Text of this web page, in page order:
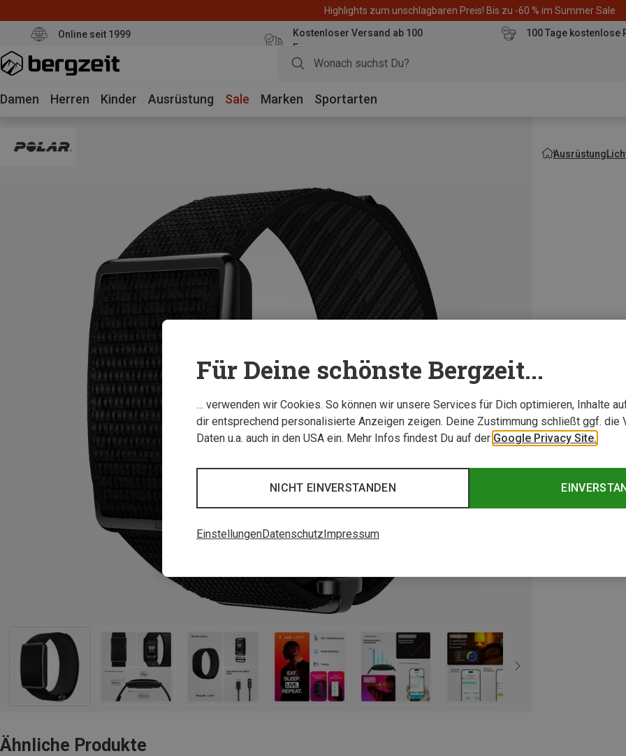
Highlights zum unschlagbaren Preis! Bis zu -60 % im Summer Sale
Online seit 1999
Kostenloser Versand ab 100
Euro
100 Tage kostenlose
Damen Herren Kinder Ausrüstung Sale Marken Sportarten
Ausrüstung
Ähnliche Produkte
Für Deine schönste Bergzeit...
… verwenden wir Cookies. So können wir unsere Services für Dich optimieren, Inhalte
dir entsprechend personalisierte Anzeigen zeigen. Deine Zustimmung schließt ggf. die
Daten u.a. auch in den USA ein. Mehr Infos findest Du auf der Google Privacy Site.
NICHT EINVERSTANDEN
EinstellungenDatenschutz Impressum